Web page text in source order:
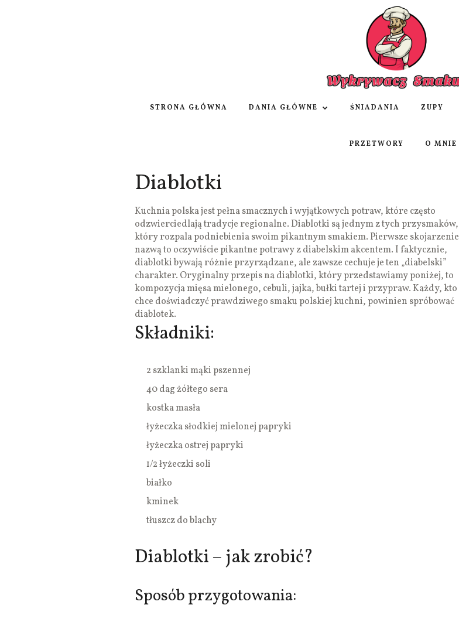
STRONA GŁÓWNA DANIA GŁÓWNE ŚNIADANIA ZUPY
PRZETWORY O MNIE
Diablotki
Kuchnia polska jest pełna smacznych i wyjątkowych potraw, które często
odzwierciedlają tradycje regionalne. Diablotki są jednym z tych przysmaków,
który rozpala podniebienia swoim pikantnym smakiem. Pierwsze
nazwą to oczywiście pikantne potrawy z diabelskim akcentem. I faktycznie,
diablotki bywają różnie przyrządzane, ale zawsze cechuje je ten „diabelski”
charakter. Oryginalny przepis na diablotki, który przedstawiamy poniżej, to
kompozycja mięsa mielonego, cebuli, jajka, bułki tartej i przypraw. Każdy, kto
chce doświadczyć prawdziwego smaku polskiej kuchni, powinien spróbować
diablotek.
Składniki:
2 szklanki mąki pszennej
40 dag żółtego sera
kostka masła
łyżeczka słodkiej mielonej papryki
łyżeczka ostrej papryki
1/2 łyżeczki soli
białko
kminek
tłuszcz do blachy
Diablotki – jak zrobić?
Sposób przygotowania: